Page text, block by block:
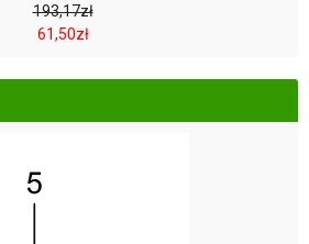
193,17zł
61,50zł